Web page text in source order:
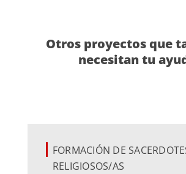
Otros proyectos que
necesitan tu
FORMACIÓN DE
RELIGIOSOS/AS